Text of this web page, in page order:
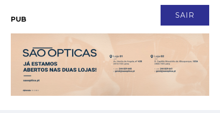
SAIR
PUB
Nerlei CCI organiza safari empresarial pela sustentabilidade na
região de Leiria